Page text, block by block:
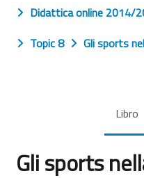
Didattica online 2014/
Topic 8
Gli sports
Libro
Gli sports